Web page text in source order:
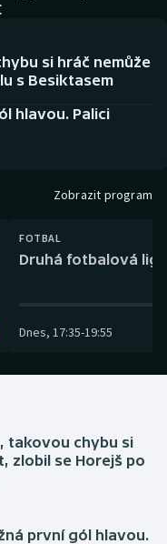
si hráč nemůže
s Besiktasem
hlavou. Palici
Zobrazit program
FOTBAL
Druhá fotbalová
Dnes, 17:35-19:55
takovou chybu si
zlobil se Horejš po
první gól hlavou.